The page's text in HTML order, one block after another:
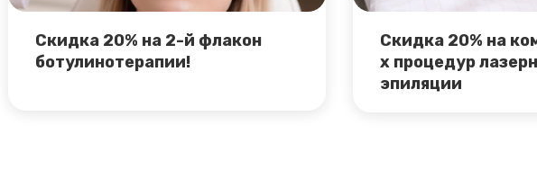
Скидка 20% на 2-й флакон
ботулинотерапии!
Скидка 20% на
х процедур
эпиляции